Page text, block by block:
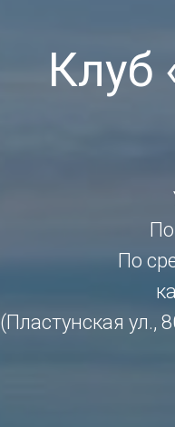
Клуб
По
(Пластунская ул.,